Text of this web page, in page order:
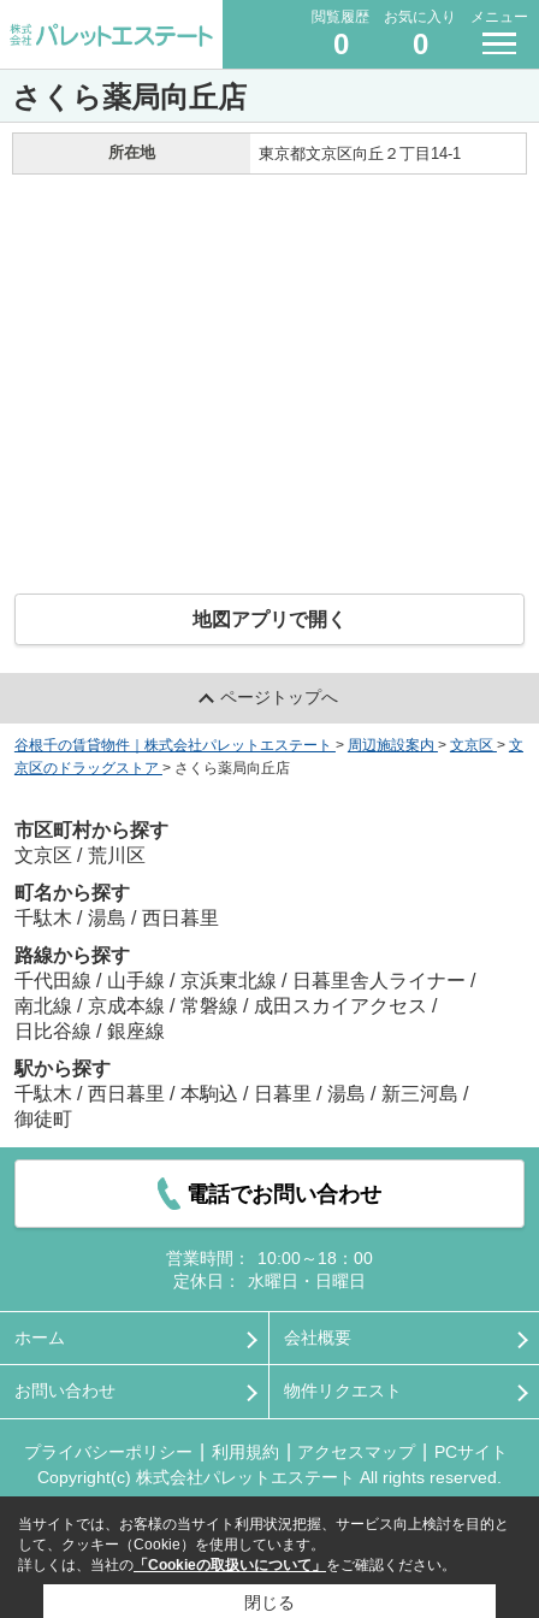
閲覧履歴
0
お気に入り
0
メニュー
さくら薬局向丘店
所在地 東京都文京区向丘２丁目14-1
地図アプリで開く
ページトップへ
谷根千の賃貸物件｜株式会社パレットエステート > 周辺施設案内 > 文京区 > 文
京区のドラッグストア > さくら薬局向丘店
市区町村から探す
文京区 / 荒川区
町名から探す
千駄木 / 湯島 / 西日暮里
路線から探す
千代田線 / 山手線 / 京浜東北線 / 日暮里舎人ライナー /
南北線 / 京成本線 / 常磐線 / 成田スカイアクセス /
日比谷線 / 銀座線
駅から探す
千駄木 / 西日暮里 / 本駒込 / 日暮里 / 湯島 / 新三河島 /
御徒町
電話でお問い合わせ
営業時間：
10:00～18：00
定休日：
水曜日・日曜日
ホーム 会社概要
お問い合わせ 物件リクエスト
プライバシーポリシー 利用規約 アクセスマップ
PCサイト
Copyright(c) 株式会社パレットエステート All rights reserved.
当サイトでは、お客様の当サイト利用状況把握、サービス向上検討を目的と
して、クッキー（Cookie）を使用しています。
詳しくは、当社の 「Cookieの取扱いについて」 をご確認ください。
閉じる